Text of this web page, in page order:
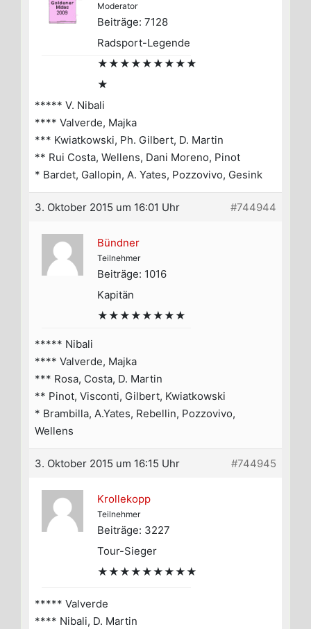
Moderator
Beiträge: 7128
Radsport-Legende
★★★★★★★★★
★
***** V. Nibali
**** Valverde, Majka
*** Kwiatkowski, Ph. Gilbert, D. Martin
** Rui Costa, Wellens, Dani Moreno, Pinot
* Bardet, Gallopin, A. Yates, Pozzovivo, Gesink
3. Oktober 2015 um 16:01 Uhr #744944
Bündner
Teilnehmer
Beiträge: 1016
Kapitän
★★★★★★★★
***** Nibali
**** Valverde, Majka
*** Rosa, Costa, D. Martin
** Pinot, Visconti, Gilbert, Kwiatkowski
* Brambilla, A.Yates, Rebellin, Pozzovivo,
Wellens
3. Oktober 2015 um 16:15 Uhr #744945
Krollekopp
Teilnehmer
Beiträge: 3227
Tour-Sieger
★★★★★★★★★
***** Valverde
**** Nibali, D. Martin